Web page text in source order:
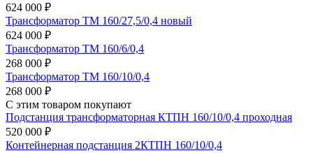
624 000 ₽
Трансформатор ТМ 160/27,5/0,4 новый
624 000 ₽
Трансформатор ТМ 160/6/0,4
268 000 ₽
Трансформатор ТМ 160/10/0,4
268 000 ₽
С этим товаром покупают
Подстанция трансформаторная КТПН 160/10/0,4 проходная
520 000 ₽
Контейнерная подстанция 2КТПН 160/10/0,4